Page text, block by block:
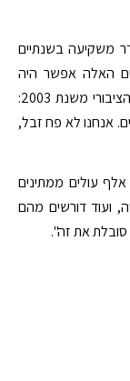
משקיעה בשנתיים
האלה אפשר היה
להשקיע בשיפוץ הדירות". מיטל כהן, דיירת בדיור הציבורי משנת 2003:
אנחנו לא פח זבל,
: "כ-25 אלף עולים ממתינים
ועוד דורשים מהם
את זה".